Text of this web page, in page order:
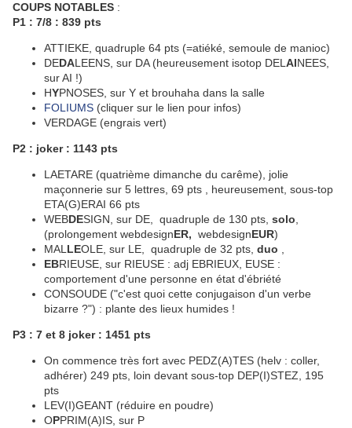
COUPS NOTABLES :
P1 : 7/8 : 839 pts
ATTIEKE, quadruple 64 pts (=atiéké, semoule de manioc)
DEDALEENS, sur DA (heureusement isotop DEL AINEES,
sur AI !)
HYPNOSES, sur Y et brouhaha dans la salle
FOLIUMS (cliquer sur le lien pour infos)
VERDAGE (engrais vert)
P2 : joker : 1143 pts
LAETARE (quatrième dimanche du carême), jolie
maçonnerie sur 5 lettres, 69 pts , heureusement, sous-top
ETA(G)ERAI 66 pts
WEBDESIGN, sur DE, quadruple de 130 pts, solo
(prolongement webdesignER, webdesignEUR)
MAL LEOLE, sur LE, quadruple de 32 pts, duo
EBRIEUSE, sur RIEUSE : adj EBRIEUX, EUSE :
comportement d'une personne en état d'ébriété
CONSOUDE ("c'est quoi cette conjugaison d'un verbe
bizarre ?") : plante des lieux humides !
P3 : 7 et 8 joker : 1451 pts
On commence très fort avec PEDZ(A)TES (helv : coller,
adhérer) 249 pts, loin devant sous-top DEP(I)STEZ, 195
pts
LEV(I)GEANT (réduire en poudre)
OPPRIM(A)IS, sur P